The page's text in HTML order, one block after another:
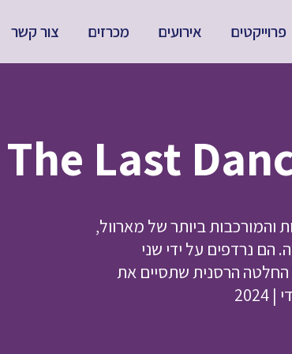
פרוייקטים אירועים מכרזים צור קשר
והמורכבות ביותר של מארוול,
הם נרדפים על ידי שני
הרסנית שתסיים את